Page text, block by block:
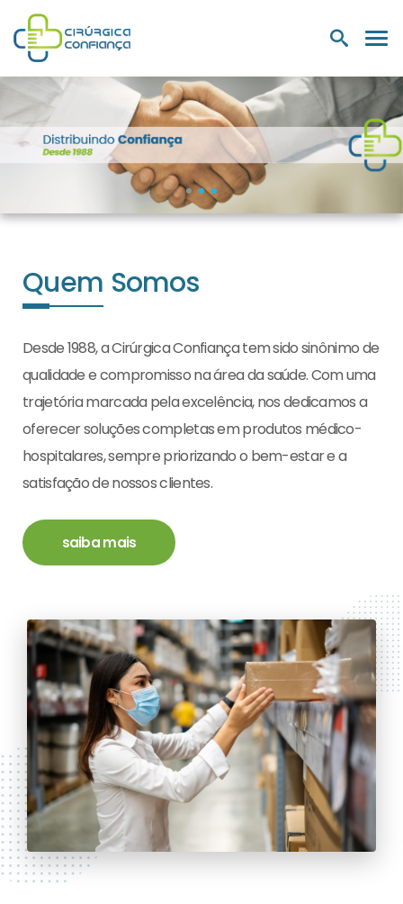
LABORATÓRIOS SUPLEMENTOS
Quem Somos
Desde 1988, a Cirúrgica Confiança tem sido sinônimo de
qualidade e compromisso na área da saúde. Com uma
trajetória marcada pela excelência, nos dedicamos a
oferecer soluções completas em produtos médico-
hospitalares, sempre priorizando o bem-estar e a
satisfação de nossos clientes.
saiba mais